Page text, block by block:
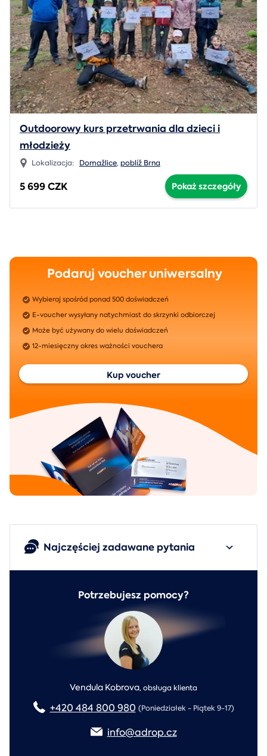
Outdoorowy kurs przetrwania dla dzieci i
młodzieży
Lokalizacja: Domažlice,poblíž Brna
5 699 CZK Pokaż szczegóły
Podaruj voucher uniwersalny
Wybieraj spośród ponad 500 doświadczeń
E-voucher wysyłany natychmiast do skrzynki odbiorczej
Może być używany do wielu doświadczeń
12-miesięczny okres ważności vouchera
Kup voucher
Najczęściej zadawane pytania
Potrzebujesz pomocy?
Vendula Kobrova,obsługa klienta
+420 484 800 980 (Poniedziałek - Piątek 9-17)
info@adrop.cz